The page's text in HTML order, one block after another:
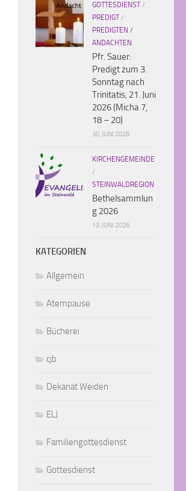
GOTTESDIENST/
PREDIGT/
PREDIGTEN /
ANDACHTEN
Pfr. Sauer:
Predigt zum 3.
Sonntag nach
Trinitatis, 21. Juni
2026 (Micha 7,
18 – 20)
30. JUNI 2026
KIRCHENGEMEINDE
/
STEINWALDREGION
Bethelsammlun
g 2026
13. JUNI 2026
KATEGORIEN
Allgemein
Atempause
Bücherei
cjb
Dekanat Weiden
ELJ
Familiengottesdienst
Gottesdienst